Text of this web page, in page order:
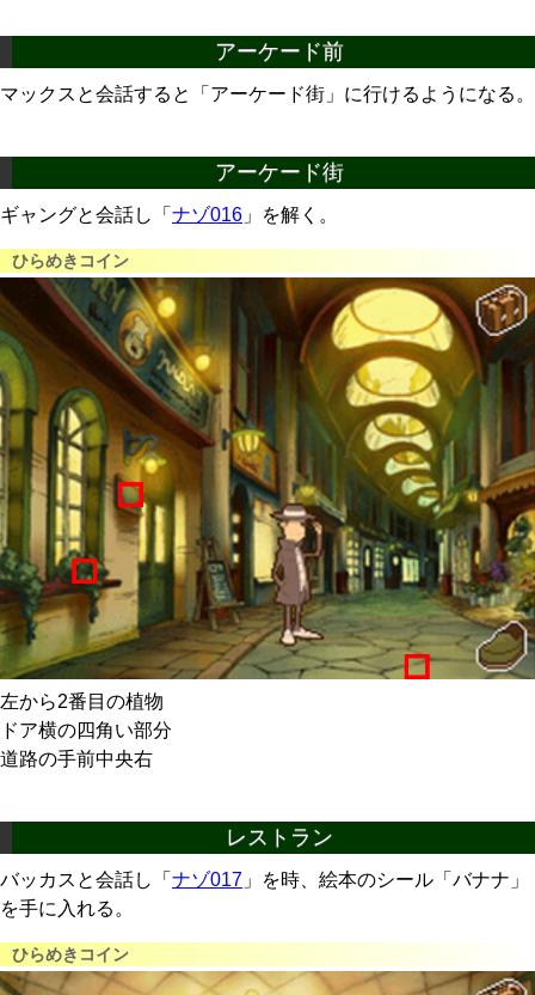
アーケード前
マックスと会話すると「アーケード街」に行けるようになる。
アーケード街
ギャングと会話し「 ナゾ016 」を解く。
ひらめきコイン
左から2番目の植物
ドア横の四角い部分
道路の手前中央右
レストラン
バッカスと会話し「 ナゾ017 」を時、絵本のシール「バナナ」
を手に入れる。
ひらめきコイン